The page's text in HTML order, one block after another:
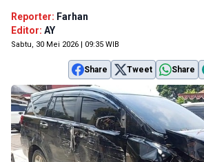
Reporter: Farhan
Editor: AY
Sabtu, 30 Mei 2026 | 09:35 WIB
Share Tweet Share